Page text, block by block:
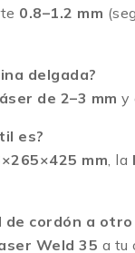
0.8–1.2 mm
delgada?
de 2–3 mm y
es?
mm, la
de cordón a
Weld 35 a tu